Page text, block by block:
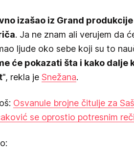
izašao iz Grand
. Ja ne znam ali verujem da
ljude oko sebe koji su to
će pokazati šta i kako dalje
", rekla je Snežana.
Osvanule brojne čitulje za
se oprostio potresnim